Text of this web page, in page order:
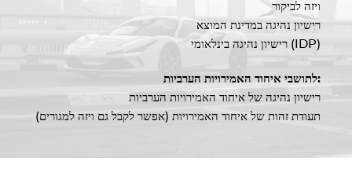
ויזה לביקור
רישיון נהיגה במדינת המוצא
רישיון נהיגה בינלאומי (IDP)
לתושבי איחוד האמירויות הערביות:
רישיון נהיגה של איחוד האמירויות הערביות
תעודת זהות של איחוד האמירויות (אפשר לקבל גם ויזה למגורים)